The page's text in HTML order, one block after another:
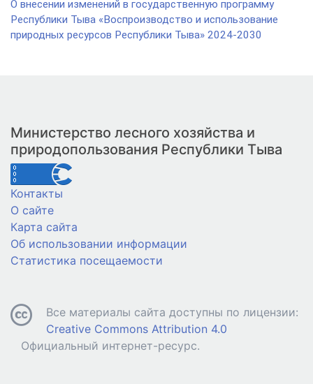
О внесении изменений в государственную программу
Республики Тыва «Воспроизводство и использование
природных ресурсов Республики Тыва» 2024-2030
Министерство лесного хозяйства и
природопользования Республики Тыва
Контакты
О сайте
Карта сайта
Об использовании информации
Статистика посещаемости
Все материалы сайта доступны по лицензии:
Creative Commons Attribution 4.0
Официальный интернет-ресурс.